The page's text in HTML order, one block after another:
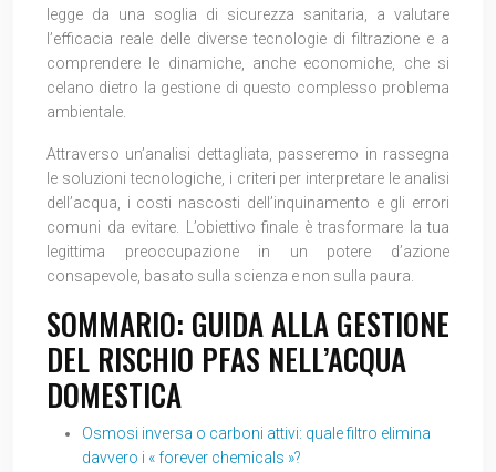
legge da una soglia di sicurezza sanitaria, a valutare
l’efficacia reale delle diverse tecnologie di filtrazione e a
comprendere le dinamiche, anche economiche, che si
celano dietro la gestione di questo complesso problema
ambientale.
Attraverso un’analisi dettagliata, passeremo in rassegna
le soluzioni tecnologiche, i criteri per interpretare le analisi
dell’acqua, i costi nascosti dell’inquinamento e gli errori
comuni da evitare. L’obiettivo finale è trasformare la tua
legittima preoccupazione in un potere d’azione
consapevole, basato sulla scienza e non sulla paura.
SOMMARIO: GUIDA ALLA GESTIONE
DEL RISCHIO PFAS NELL’ACQUA
DOMESTICA
Osmosi inversa o carboni attivi: quale filtro elimina
davvero i « forever chemicals »?